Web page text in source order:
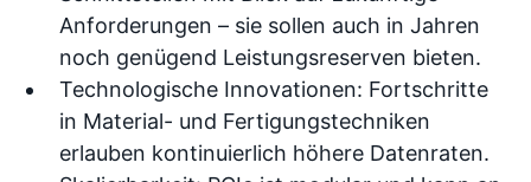
Anforderungen – sie sollen auch in Jahren
noch genügend Leistungsreserven bieten.
Technologische Innovationen: Fortschritte
in Material- und Fertigungstechniken
erlauben kontinuierlich höhere Datenraten.